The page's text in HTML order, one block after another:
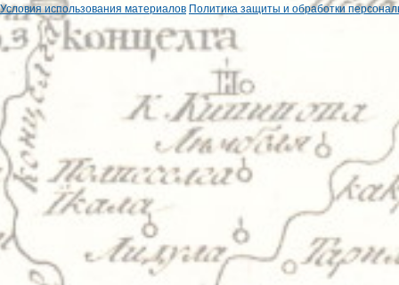
Условия использования материалов Политика защиты и обработки